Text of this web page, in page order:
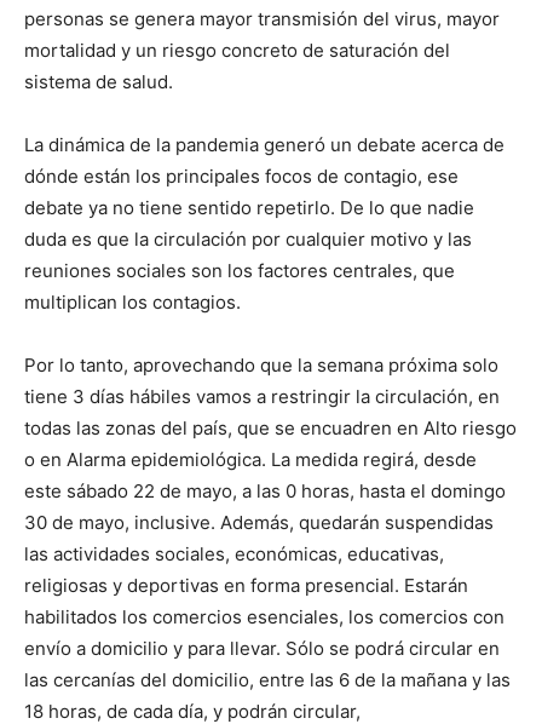
personas se genera mayor transmisión del virus, mayor
mortalidad y un riesgo concreto de saturación del
sistema de salud.
La dinámica de la pandemia generó un debate acerca de
dónde están los principales focos de contagio, ese
debate ya no tiene sentido repetirlo. De lo que nadie
duda es que la circulación por cualquier motivo y las
reuniones sociales son los factores centrales, que
multiplican los contagios.
Por lo tanto, aprovechando que la semana próxima solo
tiene 3 días hábiles vamos a restringir la circulación, en
todas las zonas del país, que se encuadren en Alto riesgo
o en Alarma epidemiológica. La medida regirá, desde
este sábado 22 de mayo, a las 0 horas, hasta el domingo
30 de mayo, inclusive. Además, quedarán suspendidas
las actividades sociales, económicas, educativas,
religiosas y deportivas en forma presencial. Estarán
habilitados los comercios esenciales, los comercios con
envío a domicilio y para llevar. Sólo se podrá circular en
las cercanías del domicilio, entre las 6 de la mañana y las
18 horas, de cada día, y podrán circular,